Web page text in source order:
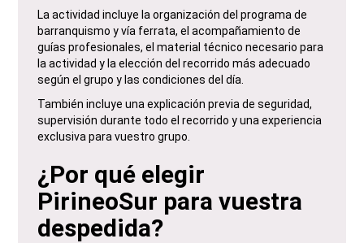
La actividad incluye la organización del programa de
barranquismo y vía ferrata, el acompañamiento de
guías profesionales, el material técnico necesario para
la actividad y la elección del recorrido más adecuado
según el grupo y las condiciones del día.
También incluye una explicación previa de seguridad,
supervisión durante todo el recorrido y una experiencia
exclusiva para vuestro grupo.
¿Por qué elegir
PirineoSur para vuestra
despedida?